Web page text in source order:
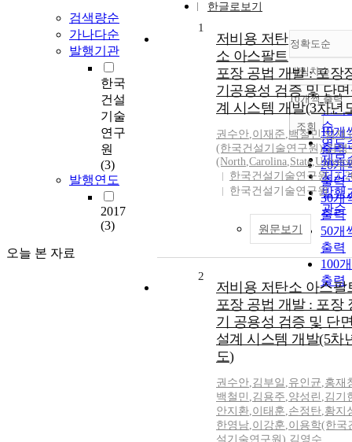
검색량순
가나다순
발행기관
한국
건설
기술
연구
원
(3)
발행연도
2017
(3)
오늘 본 자료
한글로보기
정확도순
정확
순
인기
순
연도
제목
저자
발행
관순
내림차순
내림
10개씩 출력
10개
출력
20개
출력
30개
출력
50개
출력
100
출력
조회
1
저비용 저탄
소 아스팔트
포장 공법 개발 : 포장
기공용성 검증 및 단
계 시스템 개발(3차년
권수안,이재준,백철민,임재
(한국건설기술연구원),김영
(North,Carolina,State,
한국건설기술연구원
한국건설기술연구원
원문보기
2
저비용 저탄소 아스팔
포장 공법 개발 : 포장
기 공용성 검증 및 단
설계 시스템 개발(5차
도)
권수안,김부일 ,유인균,홍재
백철민 ,김용주,양성린 ,김기
안지환,이태훈,손정탄,황지
한영남,이강훈,이용학(한국
설기술연구원) 김영수